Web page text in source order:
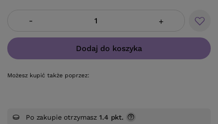
- +
Dodaj do koszyka
Możesz kupić także poprzez:
Po zakupie otrzymasz1.4 pkt.